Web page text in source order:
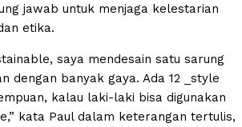
jawab untuk menjaga kelestarian
etika.
saya mendesain satu sarung
dengan banyak gaya. Ada 12 _style
kalau laki-laki bisa digunakan
kata Paul dalam keterangan tertulis,